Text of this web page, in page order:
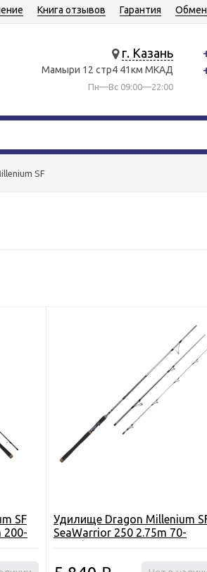
Книга отзывов Гарантия Обмен
г. Казань
Мамыри 12 стр4 41км МКАД
Пн—Вс 09:00—22:00
SF
SF
200-
Удилище Dragon Millenium
SeaWarrior 250 2.75m 70-